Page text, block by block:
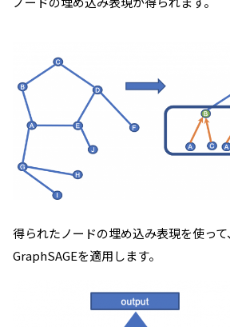
得られたノードの埋め込み表現を使っ
GraphSAGEを適用します。